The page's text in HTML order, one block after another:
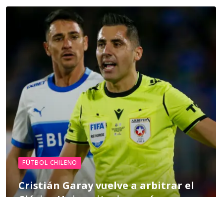
FÚTBOL CHILENO
Cristián Garay vuelve a arbitrar el